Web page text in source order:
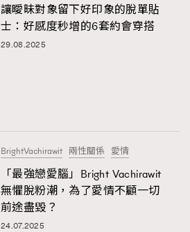
讓曖昧對象留下好印象的脫單貼
士：好感度秒增的6套約會穿搭
29.08.2025
BrightVachirawit 兩性關係 愛情
「最強戀愛腦」Bright Vachirawit
無懼脫粉潮，為了愛情不顧一切
前途盡毀？
24.07.2025